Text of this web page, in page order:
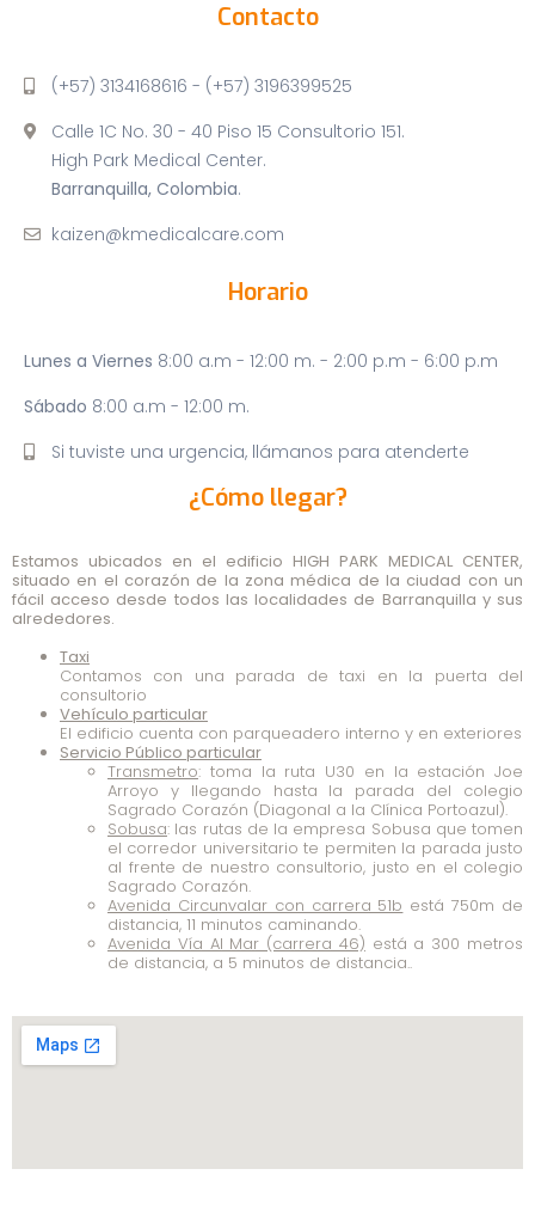
Contacto
(+57) 3134168616 - (+57) 3196399525
Calle 1C No. 30 - 40 Piso 15 Consultorio 151.
High Park Medical Center.
Barranquilla, Colombia.
kaizen@kmedicalcare.com
Horario
Lunes a Viernes 8:00 a.m - 12:00 m. - 2:00 p.m - 6:00 p.m
Sábado 8:00 a.m - 12:00 m.
Si tuviste una urgencia, llámanos para atenderte
¿Cómo llegar?
Estamos ubicados en el edificio HIGH PARK MEDICAL CENTER,
situado en el corazón de la zona médica de la ciudad con un
fácil acceso desde todos las localidades de Barranquilla y sus
alrededores.
Taxi
Contamos con una parada de taxi en la puerta del
consultorio
Vehículo particular
El edificio cuenta con parqueadero interno y en exteriores
Servicio Público particular
Transmetro: toma la ruta U30 en la estación Joe
Arroyo y llegando hasta la parada del colegio
Sagrado Corazón (Diagonal a la Clínica Portoazul).
Sobusa: las rutas de la empresa Sobusa que tomen
el corredor universitario te permiten la parada justo
al frente de nuestro consultorio, justo en el colegio
Sagrado Corazón.
Avenida Circunvalar con carrera 51b está 750m de
distancia, 11 minutos caminando.
Avenida Vía Al Mar (carrera 46) está a 300 metros
de distancia, a 5 minutos de distancia..